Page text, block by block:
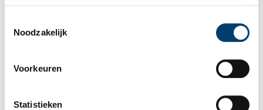
Noodzakelijk
Voorkeuren
Statistieken